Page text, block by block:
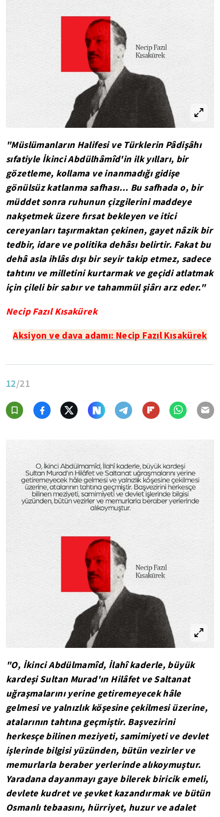
"Müslümanların Halifesi ve Türklerin Pâdişâhı
sıfatiyle İkinci Abdülhâmîd'in ilk yılları, bir
gözetleme, kollama ve inanmadığı gidişe
gönülsüz katlanma safhası... Bu safhada o, bir
müddet sonra ruhunun çizgilerini maddeye
nakşetmek üzere fırsat bekleyen ve itici
cereyanları taşırmaktan çekinen, gayet nâzik bir
tedbir, idare ve politika dehâsı belirtir. Fakat bu
dehâ asla ihlâs dışı bir seyir takip etmez, sadece
tahtını ve milletini kurtarmak ve geçidi atlatmak
için çileli bir sabır ve tahammül şiârı arz eder."
Necip Fazıl Kısakürek
Aksiyon ve dava adamı: Necip Fazıl Kısakürek
12/21
"O, İkinci Abdülmamîd, İlahî kaderle, büyük
kardeşi Sultan Murad'ın Hilâfet ve Saltanat
uğraşmalarını yerine getiremeyecek hâle
gelmesi ve yalnızlık köşesine çekilmesi üzerine,
atalarının tahtına geçmiştir. Başvezirini
herkesçe bilinen meziyeti, samimiyeti ve devlet
işlerinde bilgisi yüzünden, bütün vezirler ve
memurlarla beraber yerlerinde alıkoymuştur.
Yaradana dayanmayı gaye bilerek biricik emeli,
devlete kudret ve şevket kazandırmak ve bütün
Osmanlı tebaasını, hürriyet, huzur ve adalet